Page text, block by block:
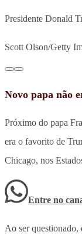
Presidente Donald
Scott Olson/Getty
Novo papa não
Próximo do papa
era o favorito de
Chicago, nos
Entre no
Ao ser